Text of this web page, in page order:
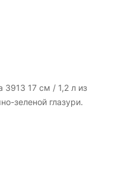
3913 17 см / 1,2 л из
зеленой глазури.